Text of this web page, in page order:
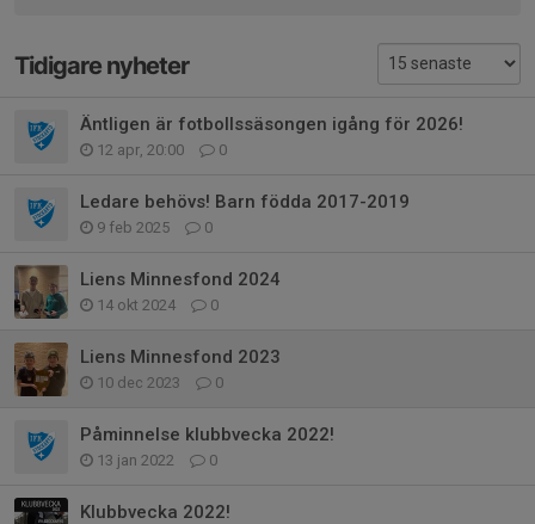
Tidigare nyheter
Äntligen är fotbollssäsongen igång för 2026!
12 apr, 20:00 0
Ledare behövs! Barn födda 2017-2019
9 feb 2025 0
Liens Minnesfond 2024
14 okt 2024 0
Liens Minnesfond 2023
10 dec 2023 0
Påminnelse klubbvecka 2022!
13 jan 2022 0
Klubbvecka 2022!